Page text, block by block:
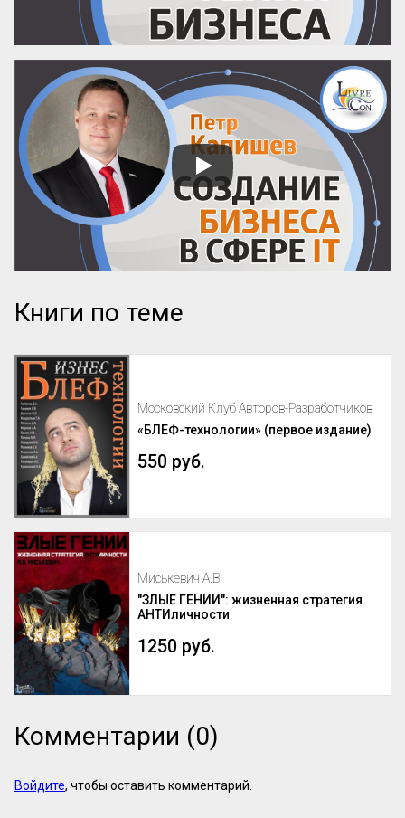
Книги по теме
Московский Клуб Авторов-Разработчиков
«БЛЕФ-технологии» (первое издание)
550 руб.
Миськевич А.В.
"ЗЛЫЕ ГЕНИИ": жизненная стратегия
АНТИличности
1250 руб.
Комментарии (0)
Войдите, чтобы оставить комментарий.